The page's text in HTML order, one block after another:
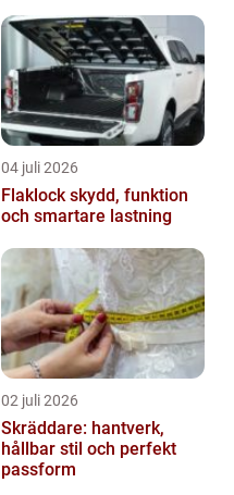
04 juli 2026
Flaklock skydd, funktion
och smartare lastning
02 juli 2026
Skräddare: hantverk,
hållbar stil och perfekt
passform